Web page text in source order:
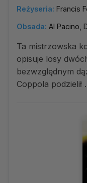
Reżyseria: Francis
Obsada: Al Pacino,
Ta mistrzowska
opisuje losy
bezwzględnym
Coppola podzielił